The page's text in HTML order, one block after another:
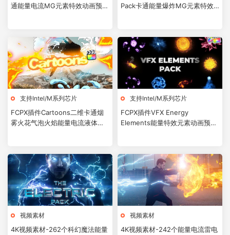
通能量电流MG元素特效动画预设
Pack卡通能量爆炸MG元素特效
支持Intel/M系列芯片
FCPX插件Cartoons二维卡通烟
雾火花气泡火焰能量电流液体飞
支持Intel/M系列芯片
FCPX插件VFX Energy
Elements能量特效元素动画预设
视频素材
4K视频素材-262个科幻魔法能量
视频素材
4K视频素材-242个能量电流雷电